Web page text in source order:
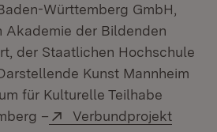
Württemberg GmbH,
Akademie der Bildenden
der Staatlichen Hochschule
Kunst Mannheim
für Kulturelle Teilhabe
–
Extern:
Verbundprojekt